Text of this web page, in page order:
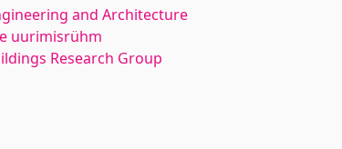
and Architecture
uurimisrühm
Research Group